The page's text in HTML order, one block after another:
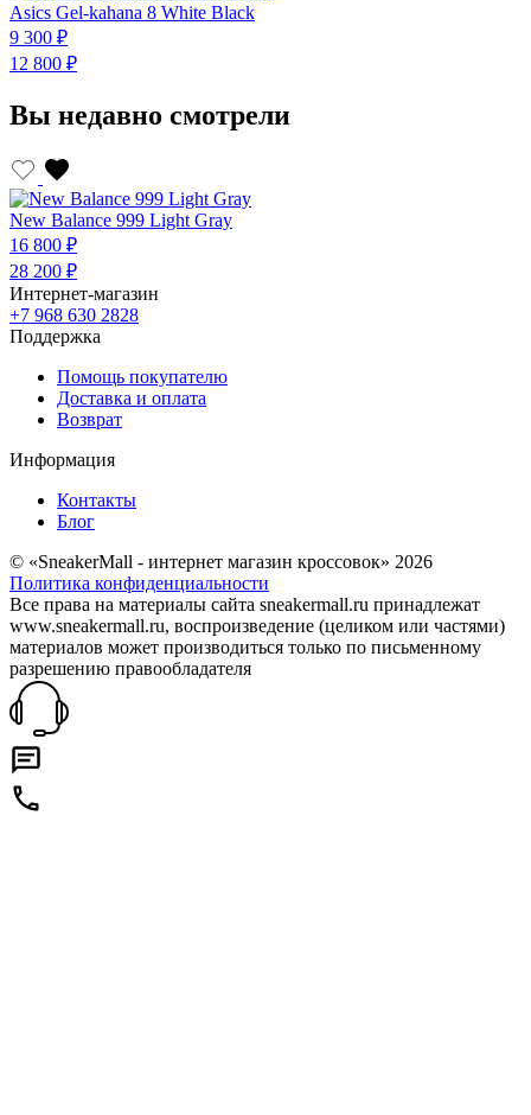
Asics Gel-kahana 8 White Black
9 300 ₽
12 800 ₽
Вы недавно смотрели
New Balance 999 Light Gray
16 800 ₽
28 200 ₽
Интернет-магазин
+7 968 630 2828
Поддержка
Помощь покупателю
Доставка и оплата
Возврат
Информация
Контакты
Блог
© «SneakerMall - интернет магазин кроссовок» 2026
Политика конфиденциальности
Все права на материалы сайта sneakermall.ru принадлежат
www.sneakermall.ru, воспроизведение (целиком или частями)
материалов может производиться только по письменному
разрешению правообладателя